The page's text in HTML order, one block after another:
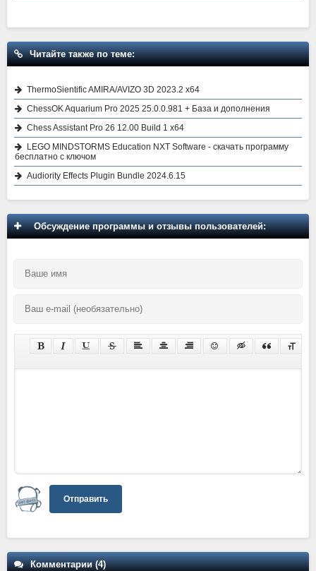
Читайте также по теме:
ThermoSientific AMIRA/AVIZO 3D 2023.2 x64
ChessOK Aquarium Pro 2025 25.0.0.981 + База и дополнения
Chess Assistant Pro 26 12.00 Build 1 x64
LEGO MINDSTORMS Education NXT Software - скачать программу
бесплатно с ключом
Audiority Effects Plugin Bundle 2024.6.15
Обсуждение программы и отзывы пользователей:
Отправить
Комментарии (4)